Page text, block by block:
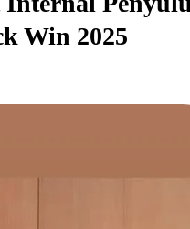
Win 2025